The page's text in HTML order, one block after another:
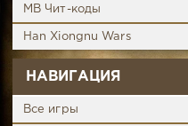
MB Чит-коды
Han Xiongnu Wars
НАВИГАЦИЯ
Все игры